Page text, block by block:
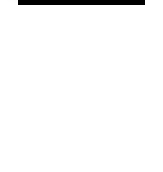
Sofortkauf